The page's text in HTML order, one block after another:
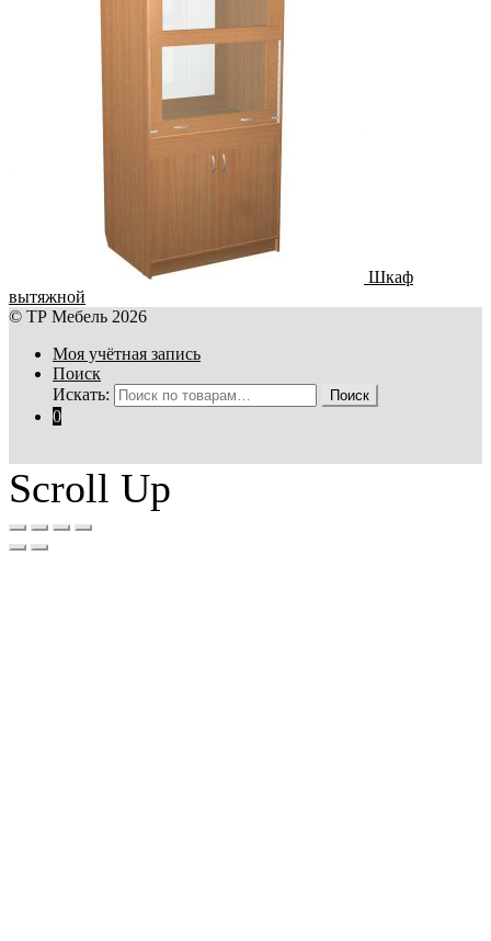
Шкаф
вытяжной
© ТР Мебель 2026
Моя учётная запись
Поиск
Искать:
Поиск
0
Scroll Up